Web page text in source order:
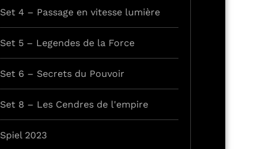
Set 4 – Passage en vitesse lumière
Set 5 – Legendes de la Force
Set 6 – Secrets du Pouvoir
Set 8 – Les Cendres de l'empire
Spiel 2023